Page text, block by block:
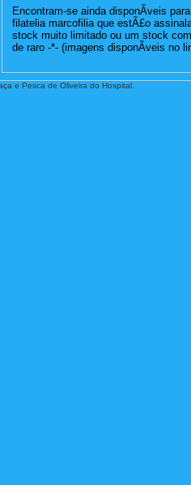
Encontram-se ainda disponÃ­veis
filatelia marcofilia que estÃ£o
stock muito limitado ou um stock
de raro -*- (imagens disponÃ­veis no
e Pesca de Oliveira do Hospital.